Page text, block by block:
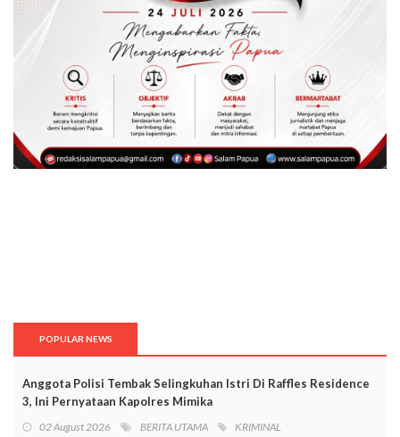
POPULAR NEWS
Anggota Polisi Tembak Selingkuhan Istri Di Raffles Residence
3, Ini Pernyataan Kapolres Mimika
02 August 2026 BERITA UTAMA KRIMINAL